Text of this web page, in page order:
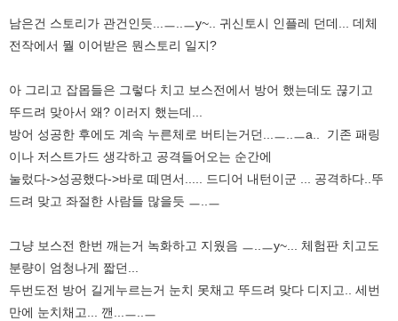
남은건 스토리가 관건인듯...ㅡ..ㅡy~.. 귀신토시 인플레 던데... 데체
전작에서 뭘 이어받은 뭔스토리 일지?
아 그리고 잡몹들은 그렇다 치고 보스전에서 방어 했는데도 끊기고
뚜드려 맞아서 왜? 이러지 했는데...
방어 성공한 후에도 계속 누른체로 버티는거던...ㅡ..ㅡa.. 기존 패링
이나 저스트가드 생각하고 공격들어오는 순간에
눌렀다->성공했다->바로 떼면서..... 드디어 내턴이군 ... 공격하다..뚜
드려 맞고 좌절한 사람들 많을듯 ㅡ..ㅡ
그냥 보스전 한번 깨는거 녹화하고 지웠음 ㅡ..ㅡy~... 체험판 치고도
분량이 엄청나게 짧던...
두번도전 방어 길게누르는거 눈치 못채고 뚜드려 맞다 디지고.. 세번
만에 눈치채고... 깬...ㅡ..ㅡ